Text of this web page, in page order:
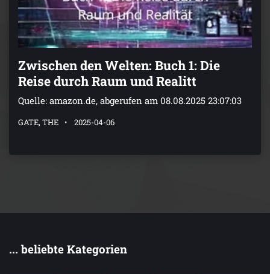
Zwischen den Welten: Buch 1: Die
Reise durch Raum und Realitt
Quelle: amazon.de, abgerufen am 08.08.2025 23:07:03
GATE, THE 2025-04-06
... beliebte Kategorien